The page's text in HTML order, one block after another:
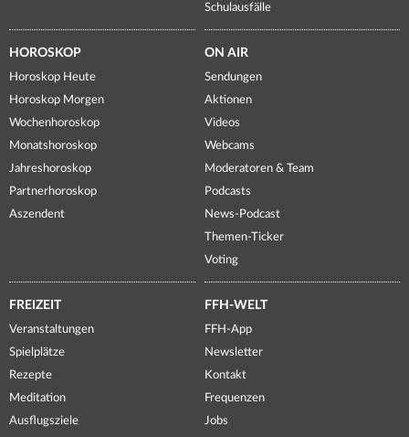
Schulausfälle
HOROSKOP
Horoskop Heute
Horoskop Morgen
Wochenhoroskop
Monatshoroskop
Jahreshoroskop
Partnerhoroskop
Aszendent
ON AIR
Sendungen
Aktionen
Videos
Webcams
Moderatoren & Team
Podcasts
News-Podcast
Themen-Ticker
Voting
FREIZEIT
Veranstaltungen
Spielplätze
Rezepte
Meditation
Ausflugsziele
FFH-WELT
FFH-App
Newsletter
Kontakt
Frequenzen
Jobs